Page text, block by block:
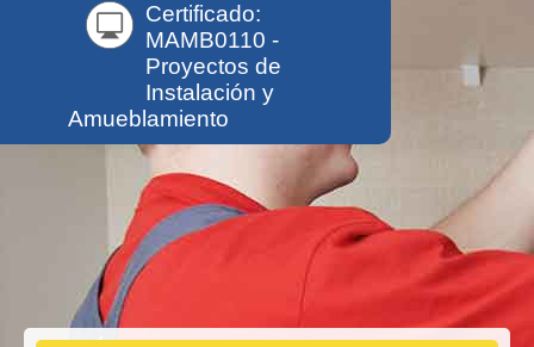
Certificado:
MAMB0110 -
Proyectos de
Instalación y
Amueblamiento